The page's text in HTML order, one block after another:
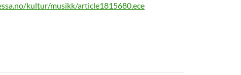
kultur/musikk/article1815680.ece